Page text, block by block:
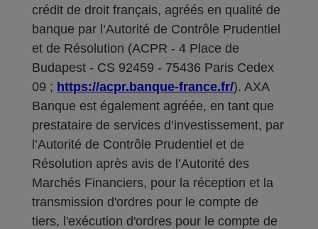
crédit de droit français, agréés en qualité de
banque par l’Autorité de Contrôle Prudentiel
et de Résolution (ACPR - 4 Place de
Budapest - CS 92459 - 75436 Paris Cedex
09 ; https://acpr.banque-france.fr/). AXA
Banque est également agréée, en tant que
prestataire de services d’investissement, par
l’Autorité de Contrôle Prudentiel et de
Résolution après avis de l’Autorité des
Marchés Financiers, pour la réception et la
transmission d'ordres pour le compte de
tiers, l'exécution d'ordres pour le compte de